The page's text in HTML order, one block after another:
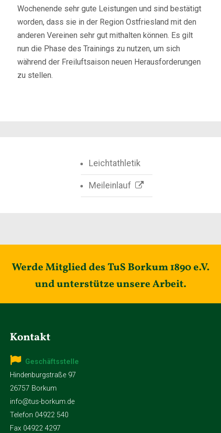
Wochenende sehr gute Leistungen und sind bestätigt
worden, dass sie in der Region Ostfriesland mit den
anderen Vereinen sehr gut mithalten können. Es gilt
nun die Phase des Trainings zu nutzen, um sich
während der Freiluftsaison neuen Herausforderungen
zu stellen.
Leichtathletik
Meileinlauf 
Werde Mitglied des TuS Borkum 1890 e.V.
und unterstütze unsere Arbeit.
Kontakt
Geschäftsstelle
Hindenburgstraße 97
26757 Borkum
info@tus-borkum.de
Telefon 04922 540
Fax 04922 4297